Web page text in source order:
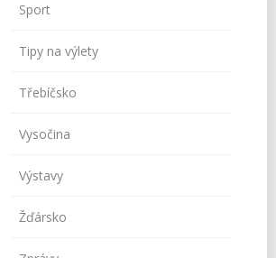
Sport
Tipy na výlety
Třebíčsko
Vysočina
Výstavy
Žďársko